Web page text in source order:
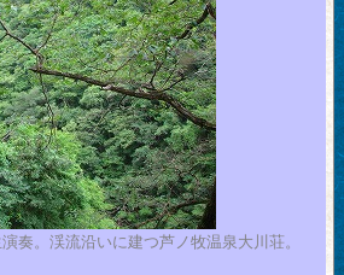
奏。渓流沿いに建つ芦ノ牧温泉大川荘。